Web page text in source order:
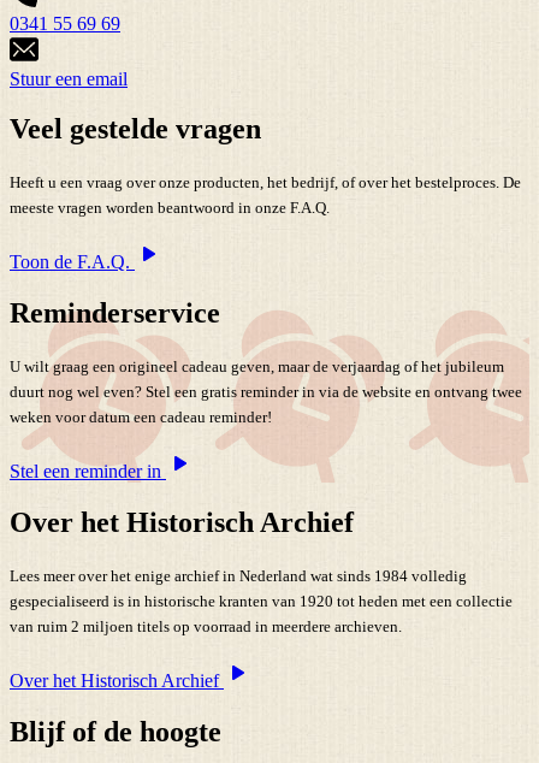
0341 55 69 69
Stuur een email
Veel gestelde vragen
Heeft u een vraag over onze producten, het bedrijf, of over het bestelproces. De
meeste vragen worden beantwoord in onze F.A.Q.
Toon de F.A.Q.
Reminderservice
U wilt graag een origineel cadeau geven, maar de verjaardag of het jubileum
duurt nog wel even? Stel een gratis reminder in via de website en ontvang twee
weken voor datum een cadeau reminder!
Stel een reminder in
Over het Historisch Archief
Lees meer over het enige archief in Nederland wat sinds 1984 volledig
gespecialiseerd is in historische kranten van 1920 tot heden met een collectie
van ruim 2 miljoen titels op voorraad in meerdere archieven.
Over het Historisch Archief
Blijf of de hoogte